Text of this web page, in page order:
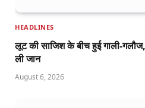
HEADLINES
लूट की साजिश के बीच हुई गाली-
ली जान
August 6, 2026